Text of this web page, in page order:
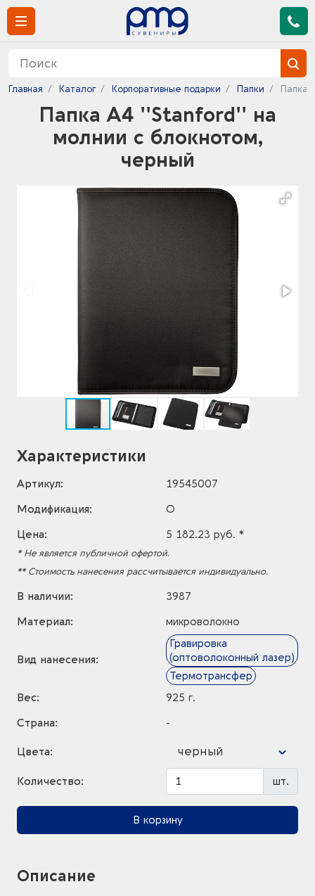
Главная Каталог Корпоративные подарки Папки Папка
Папка А4 ''Stanford'' на
молнии с блокнотом,
черный
Характеристики
Артикул:
19545007
Модификация:
O
Цена:
5 182.23 руб. *
* Не является публичной офертой.
** Стоимость нанесения рассчитывается индивидуально.
В наличии:
3987
Материал:
микроволокно
Вид нанесения:
Гравировка
(оптоволоконный лазер)
Термотрансфер
Вес:
925 г.
Страна:
-
Цвета: черный
Количество: шт.
В корзину
Описание